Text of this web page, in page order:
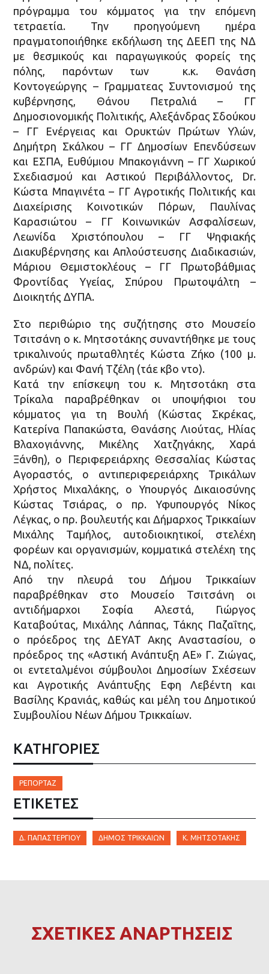
πρόγραμμα του κόμματος για την επόμενη
τετραετία. Την προηγούμενη ημέρα
πραγματοποιήθηκε εκδήλωση της ΔΕΕΠ της ΝΔ
με θεσμικούς και παραγωγικούς φορείς της
πόλης, παρόντων των κ.κ. Θανάση
Κοντογεώργης – Γραμματεας Συντονισμού της
κυβέρνησης, Θάνου Πετραλιά – ΓΓ
Δημοσιονομικής Πολιτικής, Αλεξάνδρας Σδούκου
– ΓΓ Ενέργειας και Ορυκτών Πρώτων Υλών,
Δημήτρη Σκάλκου – ΓΓ Δημοσίων Επενδύσεων
και ΕΣΠΑ, Ευθύμιου Μπακογιάννη – ΓΓ Χωρικού
Σχεδιασμού και Αστικού Περιβάλλοντος, Dr.
Κώστα Μπαγινέτα – ΓΓ Αγροτικής Πολιτικής και
Διαχείρισης Κοινοτικών Πόρων, Παυλίνας
Καρασιώτου – ΓΓ Κοινωνικών Ασφαλίσεων,
Λεωνίδα Χριστόπουλου – ΓΓ Ψηφιακής
Διακυβέρνησης και Απλούστευσης Διαδικασιών,
Μάριου Θεμιστοκλέους – ΓΓ Πρωτοβάθμιας
Φροντίδας Υγείας, Σπύρου Πρωτοψάλτη –
Διοικητής ΔΥΠΑ.
Στο περιθώριο της συζήτησης στο Μουσείο
Τσιτσάνη ο κ. Μητσοτάκης συναντήθηκε με τους
τρικαλινούς πρωταθλητές Κώστα Ζήκο (100 μ.
ανδρών) και Φανή Τζέλη (τάε κβο ντο).
Κατά την επίσκεψη του κ. Μητσοτάκη στα
Τρίκαλα παραβρέθηκαν οι υποψήφιοι του
κόμματος για τη Βουλή (Κώστας Σκρέκας,
Κατερίνα Παπακώστα, Θανάσης Λιούτας, Ηλίας
Βλαχογιάννης, Μικέλης Χατζηγάκης, Χαρά
Ξάνθη), ο Περιφερειάρχης Θεσσαλίας Κώστας
Αγοραστός, ο αντιπεριφερειάρχης Τρικάλων
Χρήστος Μιχαλάκης, ο Υπουργός Δικαιοσύνης
Κώστας Τσιάρας, ο πρ. Υφυπουργός Νίκος
Λέγκας, ο πρ. βουλευτής και Δήμαρχος Τρικκαίων
Μιχάλης Ταμήλος, αυτοδιοικητικοί, στελέχη
φορέων και οργανισμών, κομματικά στελέχη της
ΝΔ, πολίτες.
Από την πλευρά του Δήμου Τρικκαίων
παραβρέθηκαν στο Μουσείο Τσιτσάνη οι
αντιδήμαρχοι Σοφία Αλεστά, Γιώργος
Καταβούτας, Μιχάλης Λάππας, Τάκης Παζαΐτης,
ο πρόεδρος της ΔΕΥΑΤ Ακης Αναστασίου, ο
πρόεδρος της «Αστική Ανάπτυξη ΑΕ» Γ. Ζιώγας,
οι εντεταλμένοι σύμβουλοι Δημοσίων Σχέσεων
και Αγροτικής Ανάπτυξης Εφη Λεβέντη και
Βασίλης Κρανιάς, καθώς και μέλη του Δημοτικού
Συμβουλίου Νέων Δήμου Τρικκαίων.
ΚΑΤΗΓΟΡΙΕΣ
ΡΕΠΟΡΤΆΖ
ΕΤΙΚΈΤΕΣ
Δ. ΠΑΠΑΣΤΕΡΓΊΟΥ ΔΉΜΟΣ ΤΡΙΚΚΑΊΩΝ Κ. ΜΗΤΣΟΤΆΚΗΣ
ΣΧΕΤΙΚΕΣ ΑΝΑΡΤΗΣΕΙΣ